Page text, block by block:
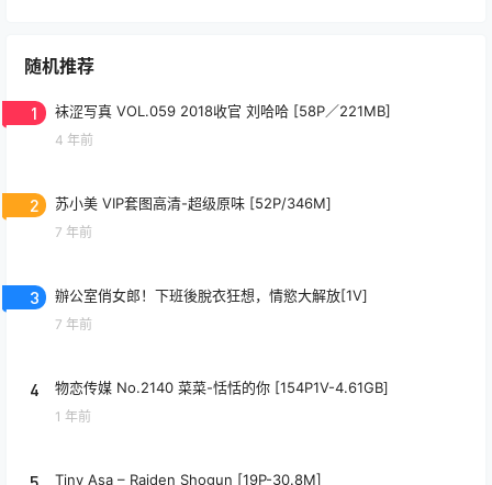
随机推荐
1 袜涩写真 VOL.059 2018收官 刘哈哈 [58P／221MB]
4 年前
2 苏小美 VIP套图高清-超级原味 [52P/346M]
7 年前
3 辦公室俏女郎！下班後脫衣狂想，情慾大解放[1V]
7 年前
4 物恋传媒 No.2140 菜菜-恬恬的你 [154P1V-4.61GB]
1 年前
Tiny Asa – Raiden Shogun [19P-30.8M]